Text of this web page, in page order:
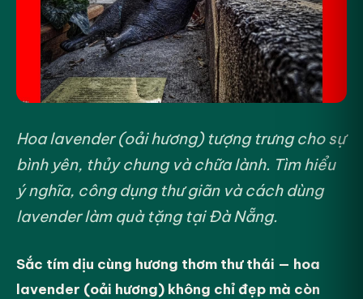
Hoa lavender (oải hương) tượng trưng cho sự
bình yên, thủy chung và chữa lành. Tìm hiểu
ý nghĩa, công dụng thư giãn và cách dùng
lavender làm quà tặng tại Đà Nẵng.
Sắc tím dịu cùng hương thơm thư thái — hoa
lavender (oải hương) không chỉ đẹp mà còn